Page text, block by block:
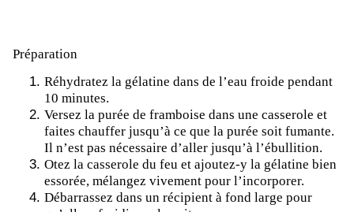
Préparation
Réhydratez la gélatine dans de l’eau froide pendant
10 minutes.
Versez la purée de framboise dans une casserole et
faites chauffer jusqu’à ce que la purée soit fumante.
Il n’est pas nécessaire d’aller jusqu’à l’ébullition.
Otez la casserole du feu et ajoutez-y la gélatine bien
essorée, mélangez vivement pour l’incorporer.
Débarrassez dans un récipient à fond large pour